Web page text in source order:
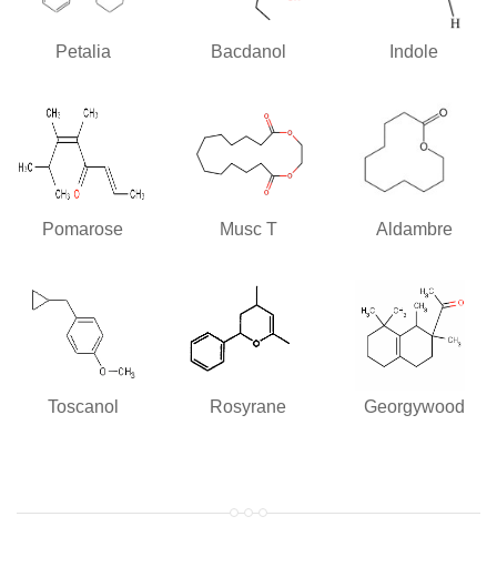
Petalia Bacdanol Indole
Pomarose Musc T Aldambre
Toscanol Rosyrane Georgywood